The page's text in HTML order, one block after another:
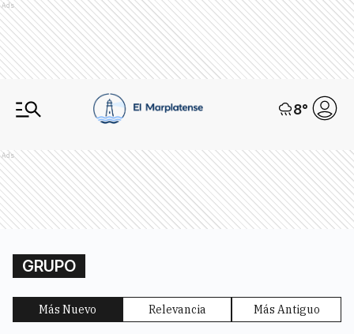
Ads
8°
Ads
GRUPO
Más Nuevo Relevancia Más Antiguo